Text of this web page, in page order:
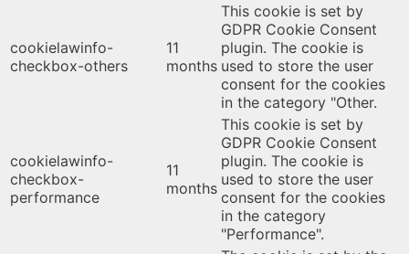
cookielawinfo-
checkbox-others
11
months
This cookie is set by
GDPR Cookie Consent
plugin. The cookie is
used to store the user
consent for the cookies
in the category "Other.
cookielawinfo-
checkbox-
performance
11
months
This cookie is set by
GDPR Cookie Consent
plugin. The cookie is
used to store the user
consent for the cookies
in the category
"Performance".